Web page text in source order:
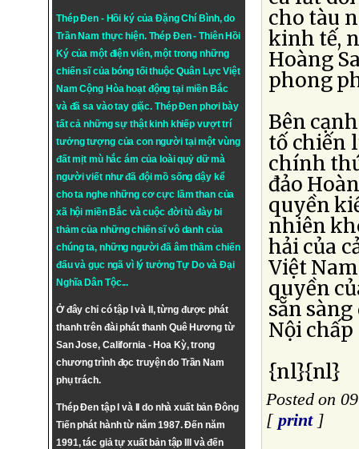
Thép Đen - Hồi ký của Đặng Chí Bình, do
Trần Nam thực hiện. Thép Đen- Thiên Hồi
Ký của một điện viên, một trong những
chiến sĩ của bóng tối thuộc Quân Lực Việt
Nam Cộng Hòa hoạt động tại miền Bắc
và đã sa vào tay giặc. Thép Đen phơi bày
tất cả những sự thật kinh khiếp vượt trí
tưởng tượng của con người tại một vùng
đất mịt mù hắc ám của loài quỷ dữ mà
người viết như đã đội mồ sống dậy kể
cho ta nghe những cơ cực lầm than của
xã hội miền Bắc và cuộc đời tù đày bi
thảm của những chiến sĩ vô danh của
chúng ta, những người đã âm thầm chiến
đấu và gục ngã vì lý tưởngTự DovàĐại
Nghĩa Dân Tộc...
Ở đây chỉ có tập I và II, từng được phát
thanh trên đài phát thanh Quê Hương từ
San Jose, California - Hoa Kỳ, trong
chương trình đọc truyện do Trần Nam
phụ trách.
Thép Đen tập I và II do nhà xuất bản Đông
Tiến phát hành từ năm 1987. Đến năm
1991, tác giả tự xuất bản tập III và đến
cho tàu
kinh tế,
Hoàng
phong
Bên
tố chiến
chính
đảo
quyền
nhiên
hải của
Việt
quyền
sẵn
Nội chấp
{nl}{nl}
Posted on
[ print]